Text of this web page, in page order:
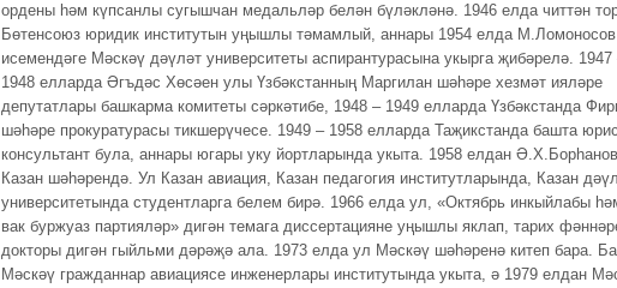
ордены һәм күпсанлы сугышчан медальләр белән бүләкләнә. 1946 елда читтән
Бөтенсоюз юридик институтын уңышлы тәмамлый, аннары 1954 елда М.Ломоносов
исемендәге Мәскәү дәүләт университеты аспирантурасына укырга җибәрелә. 1947
1948 елларда Әгъдәс Хөсәен улы Үзбәкстанның Маргилан шәһәре хезмәт ияләре
депутатлары башкарма комитеты сәркәтибе, 1948 – 1949 елларда Үзбәкстанда
шәһәре прокуратурасы тикшерүчесе. 1949 – 1958 елларда Таҗикстанда башта
консультант була, аннары югары уку йортларында укыта. 1958 елдан
Казан шәһәрендә. Ул Казан авиация, Казан педагогия институтларында, Казан
университетында студентларга белем бирә. 1966 елда ул, «Октябрь инкыйлабы
вак буржуаз партияләр» дигән темага диссертацияне уңышлы яклап, тарих
докторы дигән гыйльми дәрәҗә ала. 1973 елда ул Мәскәү шәһәренә китеп бара.
Мәскәү гражданнар авиациясе инженерлары институтында укыта, ә 1979 елдан